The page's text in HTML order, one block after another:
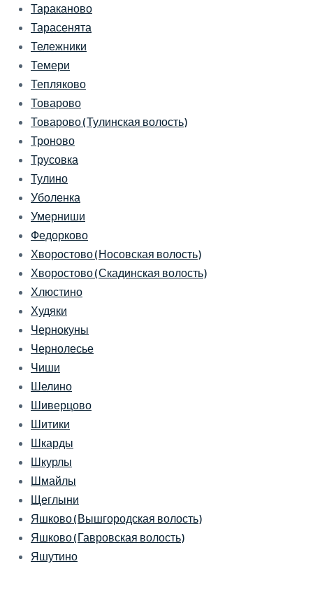
Тараканово
Тарасенята
Тележники
Темери
Тепляково
Товарово
Товарово (Тулинская волость)
Троново
Трусовка
Тулино
Уболенка
Умерниши
Федорково
Хворостово (Носовская волость)
Хворостово (Скадинская волость)
Хлюстино
Худяки
Чернокуны
Чернолесье
Чиши
Шелино
Шиверцово
Шитики
Шкарды
Шкурлы
Шмайлы
Щеглыни
Яшково (Вышгородская волость)
Яшково (Гавровская волость)
Яшутино